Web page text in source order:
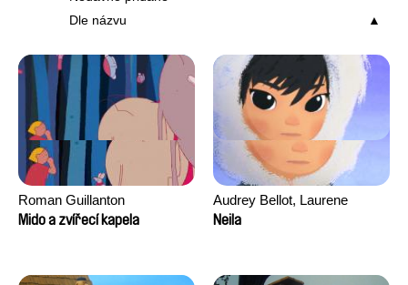
Dle názvu
Roman Guillanton
Mido a zvířecí kapela
Audrey Bellot, Laurene
Desoutter, Amandine
David Tabar, Guillaume
Neila